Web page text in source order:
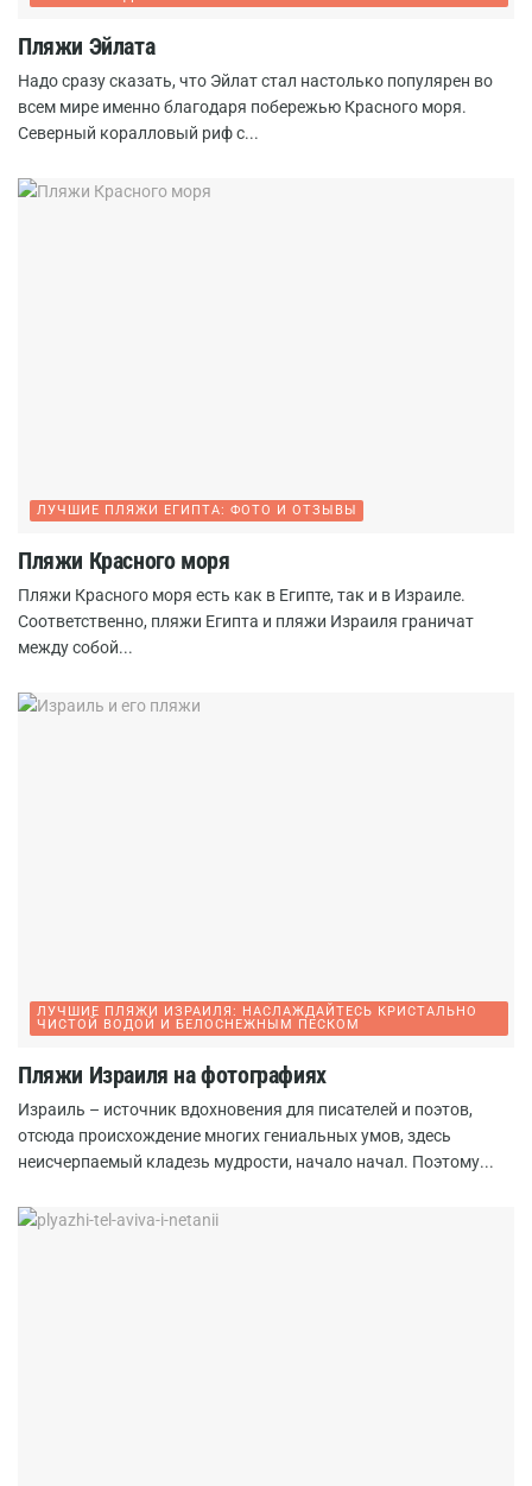
Пляжи Эйлата
Надо сразу сказать, что Эйлат стал настолько популярен во
всем мире именно благодаря побережью Красного моря.
Северный коралловый риф с...
ЛУЧШИЕ ПЛЯЖИ ЕГИПТА: ФОТО И ОТЗЫВЫ
Пляжи Красного моря
Пляжи Красного моря есть как в Египте, так и в Израиле.
Соответственно, пляжи Египта и пляжи Израиля граничат
между собой...
ЛУЧШИЕ ПЛЯЖИ ИЗРАИЛЯ: НАСЛАЖДАЙТЕСЬ КРИСТАЛЬНО
ЧИСТОЙ ВОДОЙ И БЕЛОСНЕЖНЫМ ПЕСКОМ
Пляжи Израиля на фотографиях
Израиль – источник вдохновения для писателей и поэтов,
отсюда происхождение многих гениальных умов, здесь
неисчерпаемый кладезь мудрости, начало начал. Поэтому...